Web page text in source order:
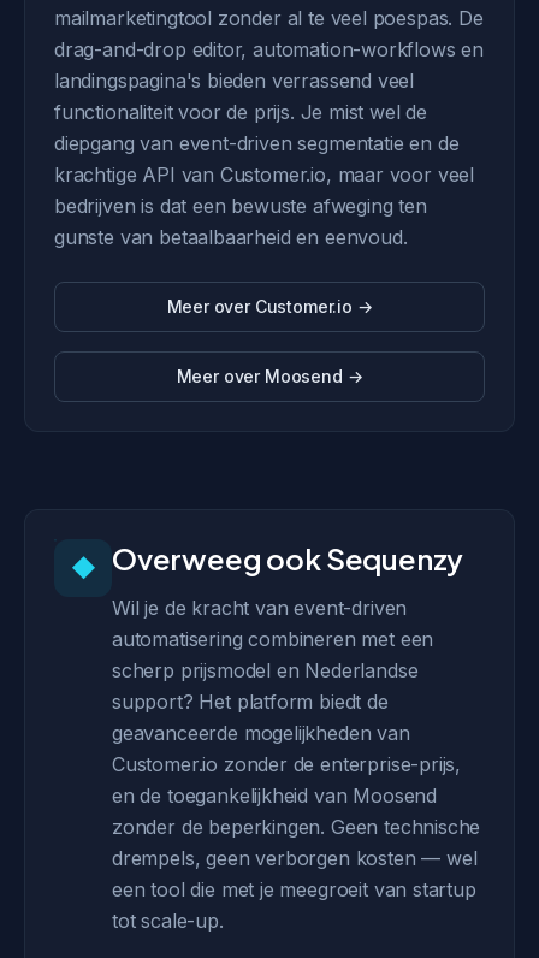
mailmarketingtool zonder al te veel poespas. De
drag-and-drop editor, automation-workflows en
landingspagina's bieden verrassend veel
functionaliteit voor de prijs. Je mist wel de
diepgang van event-driven segmentatie en de
krachtige API van Customer.io, maar voor veel
bedrijven is dat een bewuste afweging ten
gunste van betaalbaarheid en eenvoud.
Meer over Customer.io →
Meer over Moosend →
◆ Overweeg ook Sequenzy
Wil je de kracht van event-driven
automatisering combineren met een
scherp prijsmodel en Nederlandse
support? Het platform biedt de
geavanceerde mogelijkheden van
Customer.io zonder de enterprise-prijs,
en de toegankelijkheid van Moosend
zonder de beperkingen. Geen technische
drempels, geen verborgen kosten — wel
een tool die met je meegroeit van startup
tot scale-up.